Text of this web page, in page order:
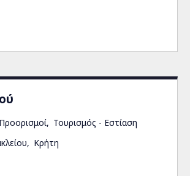
Τουρισμός - Εστίαση
Κρήτη